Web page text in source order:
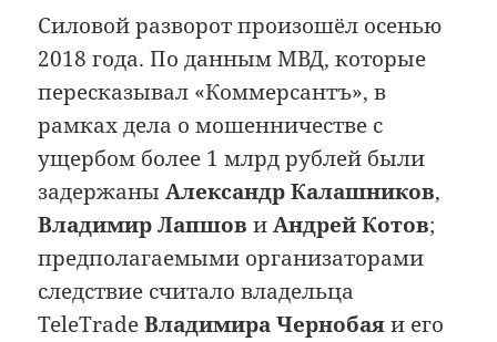
Силовой разворот произошёл осенью
2018 года. По данным МВД, которые
пересказывал «Коммерсантъ», в
рамках дела о мошенничестве с
ущербом более 1 млрд рублей были
задержаныАлександр Калашников,
Владимир Лапшов иАндрей Котов;
предполагаемыми организаторами
следствие считало владельца
TeleTradeВладимира Чернобаяи его